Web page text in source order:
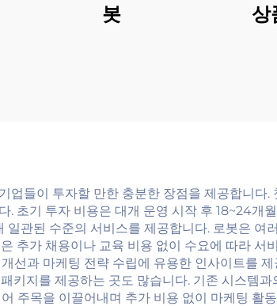
봇
상
업들이 투자할 만한 충분한 장점을 제공합니
. 초기 투자 비용은 대개 운영 시작 후 18~24개
관된 수준의 서비스를 제공합니다. 로봇은
추가 채용이나 교육 비용 없이 수요에 따라
선과 마케팅 전략 수립에 유용한 인사이트를
키지를 제공하는 곳도 많습니다. 기존 시스템
주목을 이끌어내며 추가 비용 없이 마케팅 활